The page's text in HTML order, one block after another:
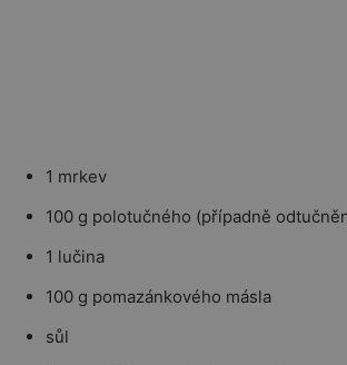
1 mrkev
100 g polotučného (případně
1 lučina
100 g pomazánkového másla
sůl